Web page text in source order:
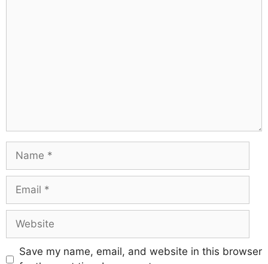
Save my name, email, and website in this browser